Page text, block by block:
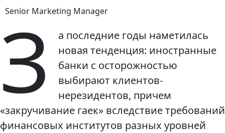
Senior Marketing Manager
З
а последние годы наметилась
новая тенденция: иностранные
банки с осторожностью
выбирают клиентов-
нерезидентов, причем
«закручивание гаек» вследствие требований
финансовых институтов разных уровней